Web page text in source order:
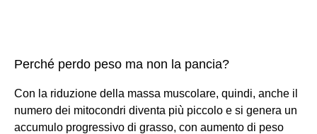
Perché perdo peso ma non la pancia?
Con la riduzione della massa muscolare, quindi, anche il
numero dei mitocondri diventa più piccolo e si genera un
accumulo progressivo di grasso, con aumento di peso